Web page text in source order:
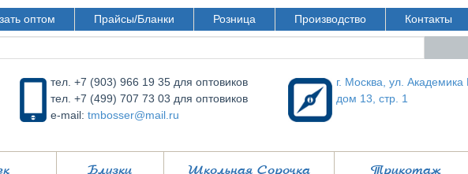
оптом Прайсы/Бланки Розница Производство Контакты
тел. +7 (903) 966 19 35 для оптовиков
тел. +7 (499) 707 73 03 для оптовиков
e-mail: tmbosser@mail.ru
г. Москва, ул. Академика
дом 13, стр. 1
Блузки Школьная Сорочка Трикотаж